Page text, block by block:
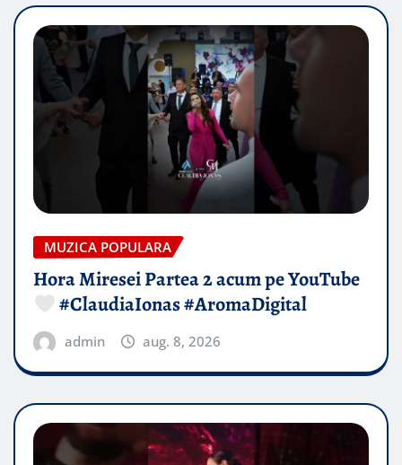
MUZICA POPULARA
Hora Miresei Partea 2 acum pe YouTube
#ClaudiaIonas #AromaDigital
admin aug. 8, 2026